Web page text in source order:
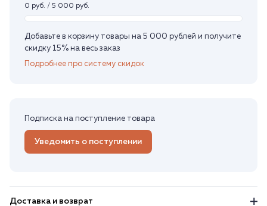
0 руб. / 5 000 руб.
Добавьте в корзину товары на 5 000 рублей и получите
скидку 15% на весь заказ
Подробнее про систему скидок
Подписка на поступление товара
Уведомить о поступлении
Доставка и возврат